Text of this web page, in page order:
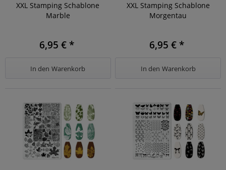
XXL Stamping Schablone
Marble
6,95 € *
In den Warenkorb
XXL Stamping Schablone
Morgentau
6,95 € *
In den Warenkorb